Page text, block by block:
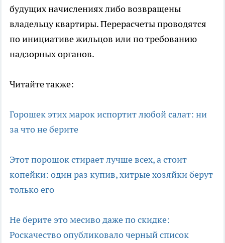
будущих начислениях либо возвращены
владельцу квартиры. Перерасчеты проводятся
по инициативе жильцов или по требованию
надзорных органов.
Читайте также:
Горошек этих марок испортит любой салат: ни
за что не берите
Этот порошок стирает лучше всех, а стоит
копейки: один раз купив, хитрые хозяйки берут
только его
Не берите это месиво даже по скидке:
Роскачество опубликовало черный список